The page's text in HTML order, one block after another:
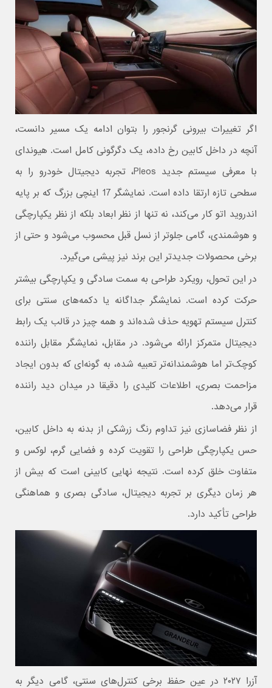
اگر تغییرات بیرونی گرنجور را بتوان ادامه یک مسیر دانست،
آنچه در داخل کابین رخ داده، یک دگرگونی کامل است. هیوندای
با معرفی سیستم جدید Pleos، تجربه دیجیتال خودرو را به
سطحی تازه ارتقا داده است. نمایشگر 17 اینچی بزرگ که بر پایه
اندروید اتو کار می‌کند، نه‌ تنها از نظر ابعاد بلکه از نظر یکپارچگی
و هوشمندی، گامی جلوتر از نسل قبل محسوب می‌شود و حتی از
برخی محصولات جدیدتر این برند نیز پیشی می‌گیرد.
در این تحول، رویکرد طراحی به سمت سادگی و یکپارچگی بیشتر
حرکت کرده است. نمایشگر جداگانه یا دکمه‌های سنتی برای
کنترل سیستم تهویه حذف شده‌اند و همه‌ چیز در قالب یک رابط
دیجیتال متمرکز ارائه می‌شود. در مقابل، نمایشگر مقابل راننده
کوچک‌تر اما هوشمندانه‌تر تعبیه شده، به‌ گونه‌ای که بدون ایجاد
مزاحمت بصری، اطلاعات کلیدی را دقیقا در میدان دید راننده
قرار می‌دهد.
از نظر فضاسازی نیز تداوم رنگ زرشکی از بدنه به داخل کابین،
حس یکپارچگی طراحی را تقویت کرده و فضایی گرم، لوکس و
متفاوت خلق کرده است. نتیجه نهایی کابینی است که بیش از
هر زمان دیگری بر تجربه دیجیتال، سادگی بصری و هماهنگی
طراحی تأکید دارد.
آزرا ۲۰۲۷ در عین حفظ برخی کنترل‌های سنتی، گامی دیگر به‌